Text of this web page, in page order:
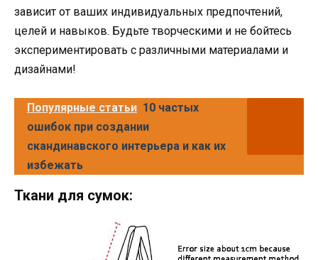
зависит от ваших индивидуальных предпочтений,
целей и навыков. Будьте творческими и не бойтесь
экспериментировать с различными материалами и
дизайнами!
Популярные статьи 10 частых
ошибок при создании
скандинавского интерьера и как их
избежать
Ткани для сумок: